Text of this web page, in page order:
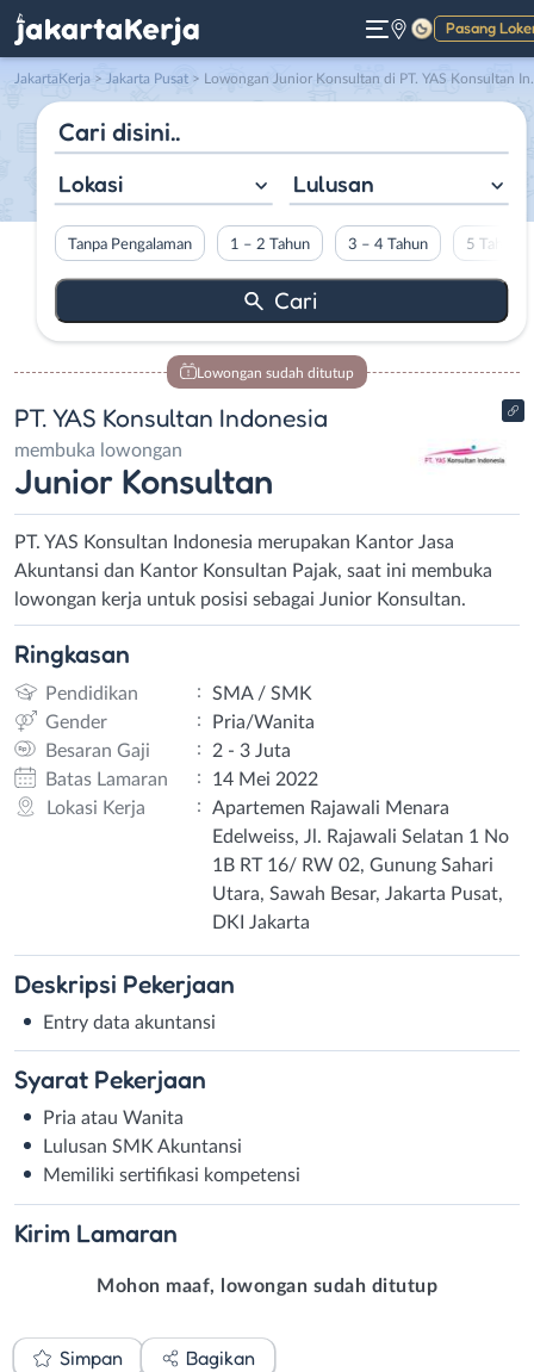
Pasang
Gelap
JakartaKerja > Jakarta Pusat > Lowongan Junior Konsultan di PT. YAS Konsultan Indonesia
Lokasi Lulusan
Tanpa Pengalaman 1 – 2 Tahun 3 – 4 Tahun 5 Tahun
Lowongan sudah ditutup
PT. YAS Konsultan Indonesia
membuka lowongan
Junior Konsultan
PT. YAS Konsultan Indonesia merupakan Kantor Jasa
Akuntansi dan Kantor Konsultan Pajak, saat ini membuka
lowongan kerja untuk posisi sebagai Junior Konsultan.
Ringkasan
Pendidikan :
SMA / SMK
Gender
:
Pria/Wanita
Besaran Gaji
:
2 - 3 Juta
Batas Lamaran
:
14 Mei 2022
Lokasi Kerja
:
Apartemen Rajawali Menara
Edelweiss, Jl. Rajawali Selatan 1 No
1B RT 16/ RW 02, Gunung Sahari
Utara, Sawah Besar, Jakarta Pusat,
DKI Jakarta
Deskripsi Pekerjaan
Entry data akuntansi
Syarat Pekerjaan
Pria atau Wanita
Lulusan SMK Akuntansi
Memiliki sertifikasi kompetensi
Kirim Lamaran
Mohon maaf, lowongan sudah ditutup
Simpan Bagikan